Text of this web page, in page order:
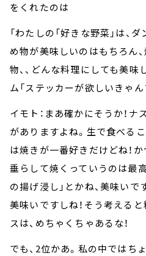
をくれたのは
「わたしの「好きな野菜」は、ダ
め物が美味しいのはもちろん
物、、どんな料理にしても美味
ム「ステッカーが欲しいきゃん
イモト：まあ確かにそうか！
がありますよね。生で食べる
は焼きが一番好きだけどね！
垂らして焼くっていうのは最
の揚げ浸し」とかね、美味いで
美味いですしね！そう考える
スは、めちゃくちゃあるな！
でも、2位かあ。私の中ではち